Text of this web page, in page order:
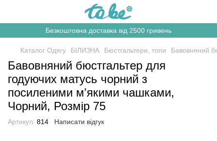
Безкоштовна доставка від 2500 гривень
Каталог Одягу БІЛИЗНА Бюстгальтери, топи Бавовняний
Бавовняний бюстгальтер для
годуючих матусь чорний з
посиленими м'якими чашками,
Чорний, Розмір 75
Артикул: 814 Написати відгук